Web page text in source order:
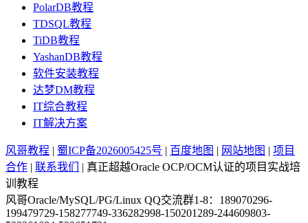
PolarDB教程
TDSQL教程
TiDB教程
YashanDB教程
软件安装教程
达梦DM教程
IT综合教程
IT解决方案
风哥教程 | 蜀ICP备2026005425号 | 百度地图 | 网站地图 | 项目
合作 | 联系我们
| 真正超越Oracle OCP/OCM认证的项目实战培
训教程
风哥Oracle/MySQL/PG/Linux QQ交流群1-8：189070296-
199479729-158277749-336282998-150201289-244609803-